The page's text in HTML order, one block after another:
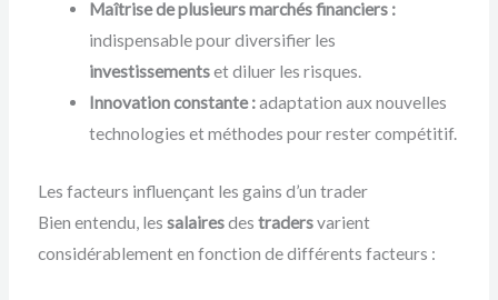
Maîtrise de plusieurs marchés financiers :
indispensable pour diversifier les
investissementset diluer les risques.
Innovation constante :adaptation aux nouvelles
technologies et méthodes pour rester compétitif.
Les facteurs influençant les gains d’un trader
Bien entendu, les salairesdes tradersvarient
considérablement en fonction de différents facteurs :